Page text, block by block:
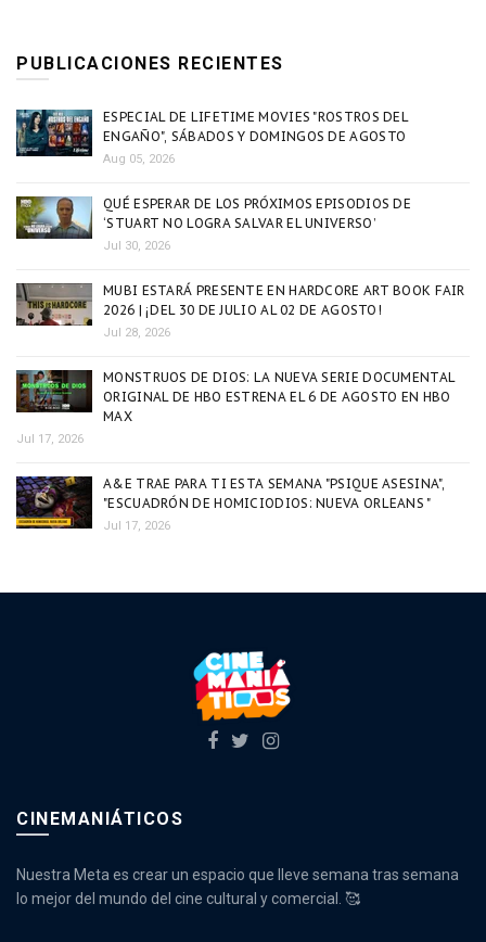
PUBLICACIONES RECIENTES
ESPECIAL DE LIFETIME MOVIES "ROSTROS DEL
ENGAÑO", SÁBADOS Y DOMINGOS DE AGOSTO
Aug 05, 2026
QUÉ ESPERAR DE LOS PRÓXIMOS EPISODIOS DE
‘STUART NO LOGRA SALVAR EL UNIVERSO’
Jul 30, 2026
MUBI ESTARÁ PRESENTE EN HARDCORE ART BOOK FAIR
2026 | ¡DEL 30 DE JULIO AL 02 DE AGOSTO!
Jul 28, 2026
MONSTRUOS DE DIOS: LA NUEVA SERIE DOCUMENTAL
ORIGINAL DE HBO ESTRENA EL 6 DE AGOSTO EN HBO
MAX
Jul 17, 2026
A&E TRAE PARA TI ESTA SEMANA "PSIQUE ASESINA",
"ESCUADRÓN DE HOMICIODIOS: NUEVA ORLEANS "
Jul 17, 2026
CINEMANIÁTICOS
Nuestra Meta es crear un espacio que lleve semana tras semana
lo mejor del mundo del cine cultural y comercial. 🥰